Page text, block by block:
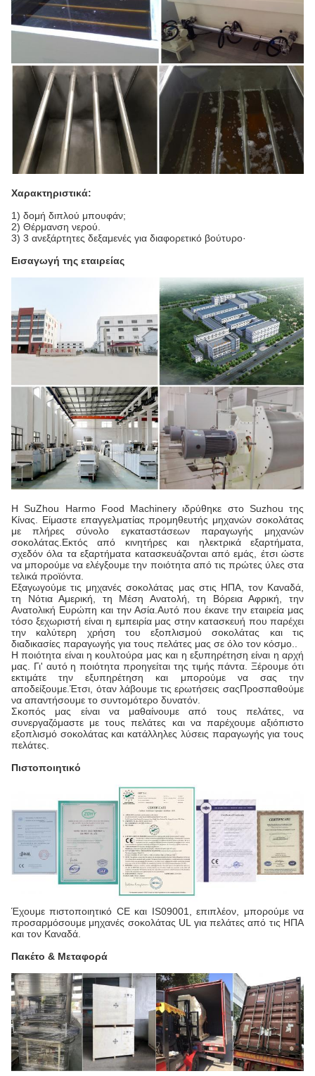
Χαρακτηριστικά:
1) δομή διπλού μπουφάν;
2) Θέρμανση νερού.
3) 3 ανεξάρτητες δεξαμενές για διαφορετικό βούτυρο·
Εισαγωγή της εταιρείας
Η SuZhou Harmo Food Machinery ιδρύθηκε στο Suzhou της
Κίνας. Είμαστε επαγγελματίας προμηθευτής μηχανών σοκολάτας
με πλήρες σύνολο εγκαταστάσεων παραγωγής μηχανών
σοκολάτας.Εκτός από κινητήρες και ηλεκτρικά εξαρτήματα,
σχεδόν όλα τα εξαρτήματα κατασκευάζονται από εμάς, έτσι ώστε
να μπορούμε να ελέγξουμε την ποιότητα από τις πρώτες ύλες στα
τελικά προϊόντα.
Εξαγωγούμε τις μηχανές σοκολάτας μας στις ΗΠΑ, τον Καναδά,
τη Νότια Αμερική, τη Μέση Ανατολή, τη Βόρεια Αφρική, την
Ανατολική Ευρώπη και την Ασία.Αυτό που έκανε την εταιρεία μας
τόσο ξεχωριστή είναι η εμπειρία μας στην κατασκευή που παρέχει
την καλύτερη χρήση του εξοπλισμού σοκολάτας και τις
διαδικασίες παραγωγής για τους πελάτες μας σε όλο τον κόσμο..
Η ποιότητα είναι η κουλτούρα μας και η εξυπηρέτηση είναι η αρχή
μας. Γι' αυτό η ποιότητα προηγείται της τιμής πάντα. Ξέρουμε ότι
εκτιμάτε την εξυπηρέτηση και μπορούμε να σας την
αποδείξουμε.Έτσι, όταν λάβουμε τις ερωτήσεις σαςΠροσπαθούμε
να απαντήσουμε το συντομότερο δυνατόν.
Σκοπός μας είναι να μαθαίνουμε από τους πελάτες, να
συνεργαζόμαστε με τους πελάτες και να παρέχουμε αξιόπιστο
εξοπλισμό σοκολάτας και κατάλληλες λύσεις παραγωγής για τους
πελάτες.
Πιστοποιητικό
Έχουμε πιστοποιητικό CE και IS09001, επιπλέον, μπορούμε να
προσαρμόσουμε μηχανές σοκολάτας UL για πελάτες από τις ΗΠΑ
και τον Καναδά.
Πακέτο & Μεταφορά